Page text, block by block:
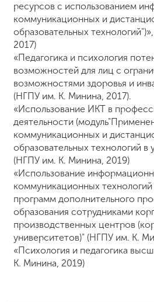
ресурсов с использованием
коммуникационных и
образовательных
2017)
«Педагогика и психология
возможностей для лиц с
возможностями здоровья и
(НГПУ им. К. Минина, 2017).
«Использование ИКТ в
деятельности
коммуникационных и
образовательных технологий
(НГПУ им. К. Минина, 2019)
«Использование
коммуникационных технологий
программ дополнительного
образования сотрудниками
производственных центров
университетов)" (НГПУ им. К.
«Психология и педагогика
К. Минина, 2019)